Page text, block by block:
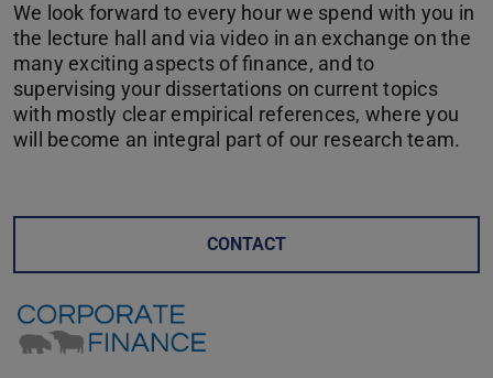
We look forward to every hour we spend with you in
the lecture hall and via video in an exchange on the
many exciting aspects of finance, and to
supervising your dissertations on current topics
with mostly clear empirical references, where you
will become an integral part of our research team.
CONTACT